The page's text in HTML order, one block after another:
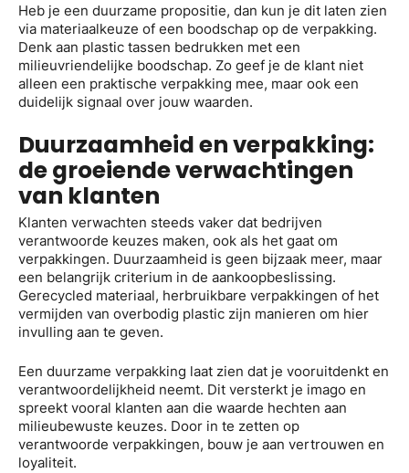
Heb je een duurzame propositie, dan kun je dit laten zien
via materiaalkeuze of een boodschap op de verpakking.
Denk aan plastic tassen bedrukken met een
milieuvriendelijke boodschap. Zo geef je de klant niet
alleen een praktische verpakking mee, maar ook een
duidelijk signaal over jouw waarden.
Duurzaamheid en verpakking:
de groeiende verwachtingen
van klanten
Klanten verwachten steeds vaker dat bedrijven
verantwoorde keuzes maken, ook als het gaat om
verpakkingen. Duurzaamheid is geen bijzaak meer, maar
een belangrijk criterium in de aankoopbeslissing.
Gerecycled materiaal, herbruikbare verpakkingen of het
vermijden van overbodig plastic zijn manieren om hier
invulling aan te geven.
Een duurzame verpakking laat zien dat je vooruitdenkt en
verantwoordelijkheid neemt. Dit versterkt je imago en
spreekt vooral klanten aan die waarde hechten aan
milieubewuste keuzes. Door in te zetten op
verantwoorde verpakkingen, bouw je aan vertrouwen en
loyaliteit.